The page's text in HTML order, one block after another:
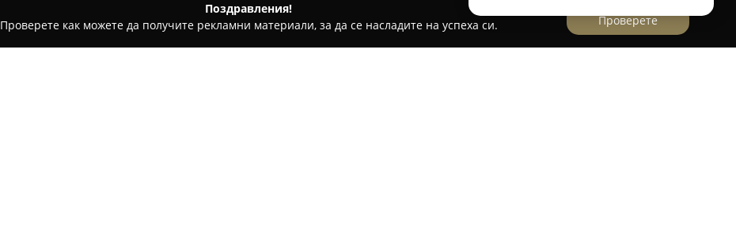
Поздравления!
Проверете как можете да получите рекламни материали, за да се насладите на успеха си.
Проверете